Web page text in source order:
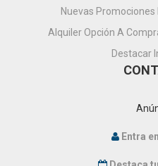
Nuevas Promociones
Alquiler Opción A
Destacar
Entra